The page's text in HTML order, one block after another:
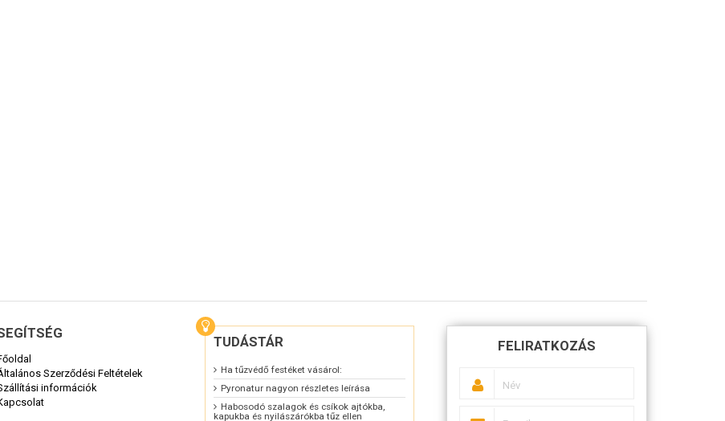
Szerződési Feltételek
információk
TUDÁSTÁR
Ha tűzvédő festéket vásárol:
Pyronatur nagyon részletes leírása
Habosodó szalagok és csíkok ajtókba,
kapukba és nyilászárókba tűz ellen
FELIRATKOZÁS